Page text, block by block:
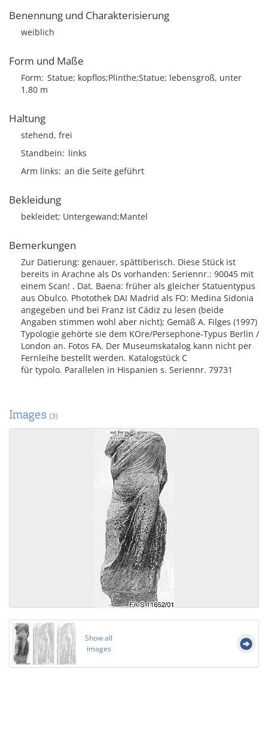
Benennung und Charakterisierung
weiblich
Form und Maße
Form Statue; kopflos;Plinthe;Statue; lebensgroß, unter
1,80 m
Haltung
stehend, frei
Standbein
links
Arm links an die Seite geführt
Bekleidung
bekleidet; Untergewand;Mantel
Bemerkungen
Zur Datierung: genauer, spättiberisch. Diese Stück ist
bereits in Arachne als Ds vorhanden: Seriennr.: 90045 mit
einem Scan! . Dat. Baena: früher als gleicher Statuentypus
aus Obulco. Photothek DAI Madrid als FO: Medina Sidonia
angegeben und bei Franz ist Cádiz zu lesen (beide
Angaben stimmen wohl aber nicht); Gemäß A. Filges (1997)
Typologie gehörte sie dem KOre/Persephone-Typus Berlin /
London an. Fotos FA. Der Museumskatalog kann nicht per
Fernleihe bestellt werden. Katalogstück C
für typolo. Parallelen in Hispanien s. Seriennr. 79731
Images (3)
Show all
images